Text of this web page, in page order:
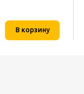
В корзину